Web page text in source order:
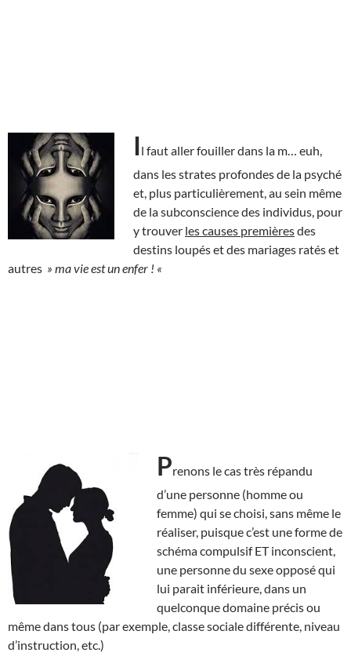
Il faut aller fouiller dans la m… euh,
dans les strates profondes de la psyché
et, plus particulièrement, au sein même
de la subconscience des individus, pour
y trouver les causes premièresdes
destins loupés et des mariages ratés et
autres » ma vie est un enfer ! «
Prenons le cas très répandu
d’une personne (homme ou
femme) qui se choisi, sans même le
réaliser, puisque c’est une forme de
schéma compulsif ET inconscient,
une personne du sexe opposé qui
lui parait inférieure, dans un
quelconque domaine précis ou
même dans tous (par exemple, classe sociale différente, niveau
d’instruction, etc.)